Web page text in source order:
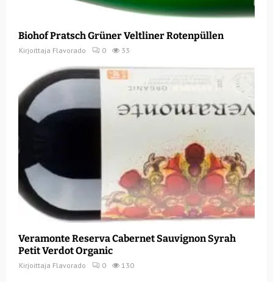
Biohof Pratsch Grüner Veltliner Rotenpüllen
Kirjoittaja Flavorado 0 33
Veramonte Reserva Cabernet Sauvignon Syrah
Petit Verdot Organic
Kirjoittaja Flavorado 0 130